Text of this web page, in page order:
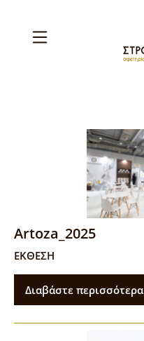
Artoza_2025
ΕΚΘΕΣΗ
Διαβάστε περισσότερα